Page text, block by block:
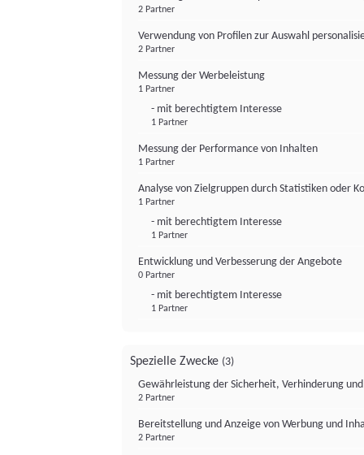
2 Partner
Verwendung von Profilen zur Auswahl
2 Partner
Messung der Werbeleistung
1 Partner
- mit berechtigtem Interesse
1 Partner
Messung der Performance von Inhalten
1 Partner
Analyse von Zielgruppen durch Statistiken oder
1 Partner
- mit berechtigtem Interesse
1 Partner
Entwicklung und Verbesserung der Angebote
0 Partner
- mit berechtigtem Interesse
1 Partner
Spezielle Zwecke (3)
Gewährleistung der Sicherheit, Verhinderung
2 Partner
Bereitstellung und Anzeige von Werbung und
2 Partner